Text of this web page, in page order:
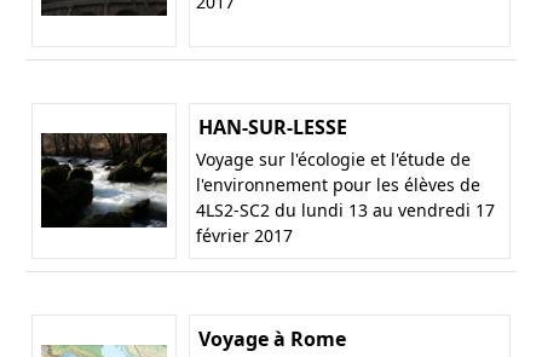
HAN-SUR-LESSE
Voyage sur l'écologie et l'étude de
l'environnement pour les élèves de
4LS2-SC2 du lundi 13 au vendredi 17
février 2017
Voyage à Rome